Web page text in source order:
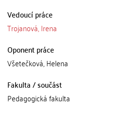
Vedoucí práce
Trojanová, Irena
Oponent práce
Všetečková, Helena
Fakulta / součást
Pedagogická fakulta